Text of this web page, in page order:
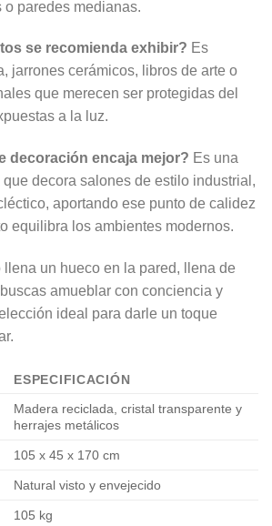
paredes medianas.
se recomienda exhibir? Es
jarrones cerámicos, libros de arte o
que merecen ser protegidas del
a la luz.
decoración encaja mejor? Es una
decora salones de estilo industrial,
aportando ese punto de calidez
equilibra los ambientes modernos.
llena un hueco en la pared, llena de
amueblar con conciencia y
ideal para darle un toque
ESPECIFICACIÓN
Madera reciclada, cristal transparente y
herrajes metálicos
105 x 45 x 170 cm
Natural visto y envejecido
105 kg